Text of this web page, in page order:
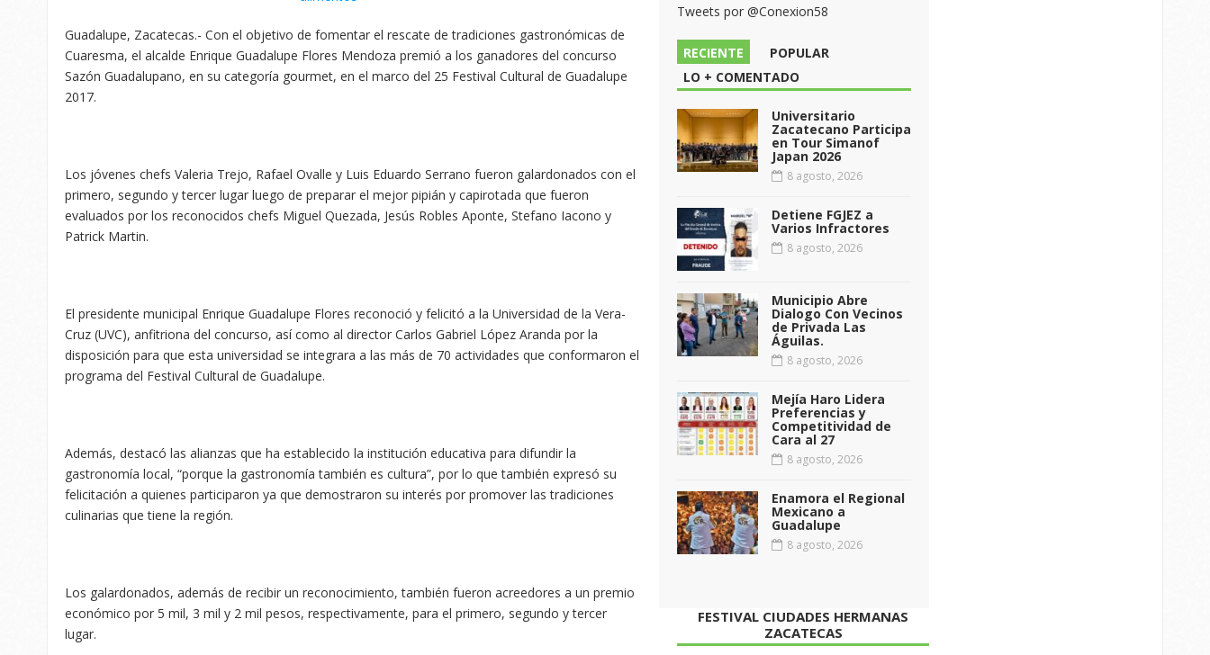
Guadalupe, Zacatecas.- Con el objetivo de fomentar el rescate de tradiciones gastronómicas de
Cuaresma, el alcalde Enrique Guadalupe Flores Mendoza premió a los ganadores del concurso
Sazón Guadalupano, en su categoría gourmet, en el marco del 25 Festival Cultural de Guadalupe
2017.
Los jóvenes chefs Valeria Trejo, Rafael Ovalle y Luis Eduardo Serrano fueron galardonados con el
primero, segundo y tercer lugar luego de preparar el mejor pipián y capirotada que fueron
evaluados por los reconocidos chefs Miguel Quezada, Jesús Robles Aponte, Stefano Iacono y
Patrick Martin.
El presidente municipal Enrique Guadalupe Flores reconoció y felicitó a la Universidad de la Vera-
Cruz (UVC), anfitriona del concurso, así como al director Carlos Gabriel López Aranda por la
disposición para que esta universidad se integrara a las más de 70 actividades que conformaron el
programa del Festival Cultural de Guadalupe.
Además, destacó las alianzas que ha establecido la institución educativa para difundir la
gastronomía local, “porque la gastronomía también es cultura”, por lo que también expresó su
felicitación a quienes participaron ya que demostraron su interés por promover las tradiciones
culinarias que tiene la región.
Los galardonados, además de recibir un reconocimiento, también fueron acreedores a un premio
económico por 5 mil, 3 mil y 2 mil pesos, respectivamente, para el primero, segundo y tercer
lugar.
Tweets por @Conexion58
RECIENTE
POPULAR
LO + COMENTADO
Universitario
Zacatecano Participa
en Tour Simanof
Japan 2026
8 agosto, 2026
Detiene FGJEZ a
Varios Infractores
8 agosto, 2026
Municipio Abre
Dialogo Con Vecinos
de Privada Las
Águilas.
8 agosto, 2026
Mejía Haro Lidera
Preferencias y
Competitividad de
Cara al 27
8 agosto, 2026
Enamora el Regional
Mexicano a
Guadalupe
8 agosto, 2026
FESTIVAL CIUDADES HERMANAS
ZACATECAS